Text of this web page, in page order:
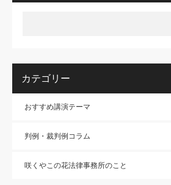
カテゴリー
おすすめ講演テーマ
判例・裁判例コラム
咲くやこの花法律事務所のこと